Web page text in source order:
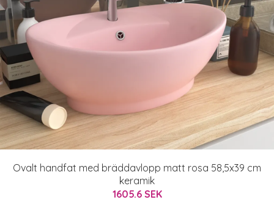
Ovalt handfat med bräddavlopp matt rosa 58,5x39 cm
keramik
1605.6 SEK